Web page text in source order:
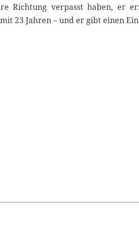
Richtung verpasst haben, er
23 Jahren – und er gibt einen